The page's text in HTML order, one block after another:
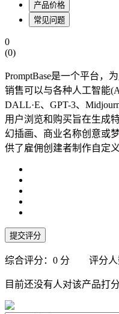
产品价格
常见问题
0
(0)
PromptBase是一个平台，
销售可以与各种人工智能
DALL·E、GPT-3、
用户浏览和购买旨在生成
幻插画、商业名称创意或
供了雇佣创建者制作自定
提交评分
综合评分： 0 分 评分人
目前还没有人对该产品打